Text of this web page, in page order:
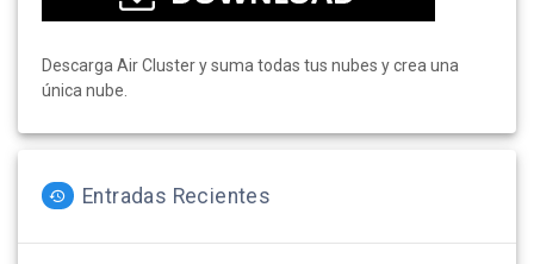
Descarga Air Cluster y suma todas tus nubes y crea una
única nube.
Entradas Recientes